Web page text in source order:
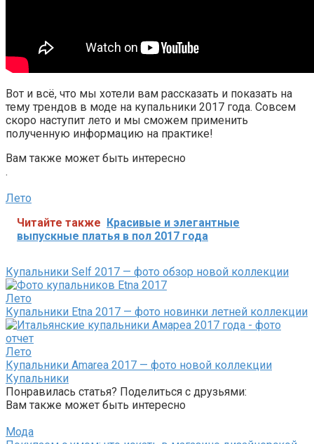
Вот и всё, что мы хотели вам рассказать и показать на
тему трендов в моде на купальники 2017 года. Совсем
скоро наступит лето и мы сможем применить
полученную информацию на практике!
Вам также может быть интересно
.
Лето
Читайте также Красивые и элегантные
выпускные платья в пол 2017 года
Купальники Self 2017 — фото обзор новой коллекции
Лето
Купальники Etna 2017 — фото новинки летней коллекции
Лето
Купальники Amarea 2017 — фото новой коллекции
Купальники
Понравилась статья? Поделиться с друзьями:
Вам также может быть интересно
Мода